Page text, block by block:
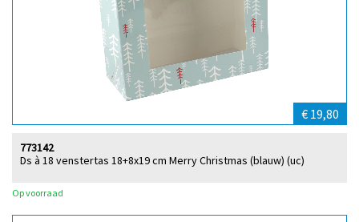
€ 19,80
Ds à 18 venstertas 18+8x19 cm Merry Christmas (blauw) (uc)
773142
Op voorraad